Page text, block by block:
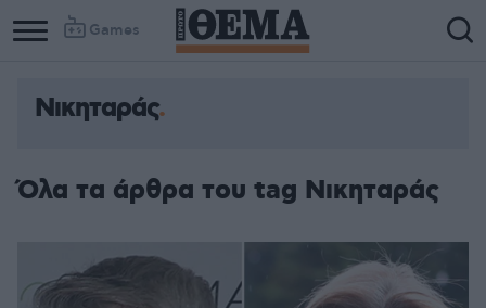
Games
Νικηταράς
Όλα τα άρθρα του tag Νικηταράς